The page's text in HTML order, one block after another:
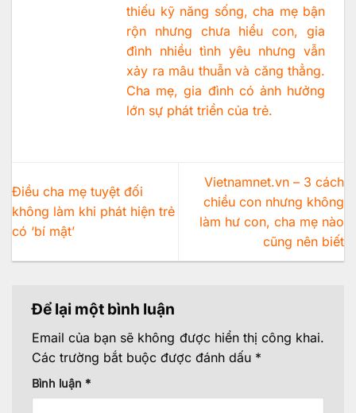
thiếu kỹ năng sống, cha mẹ bận
rộn nhưng chưa hiểu con, gia
đình nhiều tình yêu nhưng vẫn
xảy ra mâu thuẫn và căng thẳng.
Cha mẹ, gia đình có ảnh hưởng
lớn sự phát triển của trẻ.
Điều cha mẹ tuyệt đối
không làm khi phát hiện trẻ
có ‘bí mật’
Vietnamnet.vn – 3 cách
chiều con nhưng không
làm hư con, cha mẹ nào
cũng nên biết
Để lại một bình luận
Email của bạn sẽ không được hiển thị công khai.
Các trường bắt buộc được đánh dấu *
Bình luận *